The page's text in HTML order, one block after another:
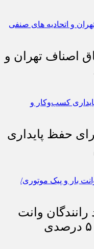
اصناف تهران و
حفظ پایداری
وانت
بار و پیک موتوری/ کاهش ۵۰ درصدی